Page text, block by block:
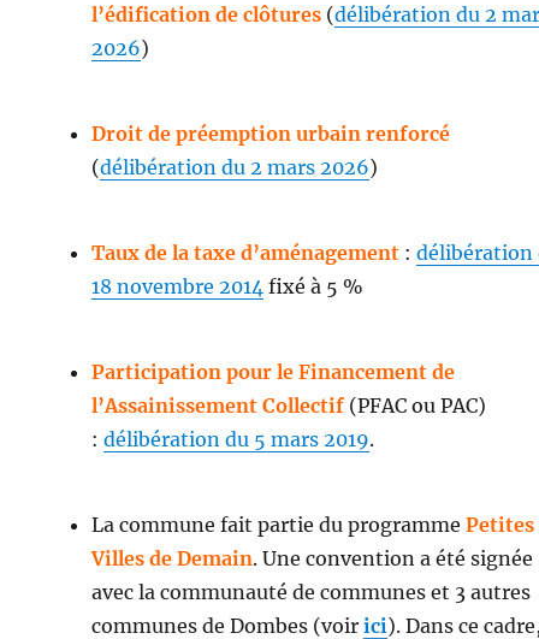
l’édification de clôtures (délibération du 2
2026)
Droit de préemption urbain renforcé
(délibération du 2 mars 2026)
Taux de la taxe d’aménagement: délibération
18 novembre 2014 fixé à 5 %
Participation pour le Financement de
l’Assainissement Collectif(PFAC ou PAC)
: délibération du 5 mars 2019.
La commune fait partie du programme Petites
Villes de Demain. Une convention a été signée
avec la communauté de communes et 3 autres
communes de Dombes (voir ici). Dans ce